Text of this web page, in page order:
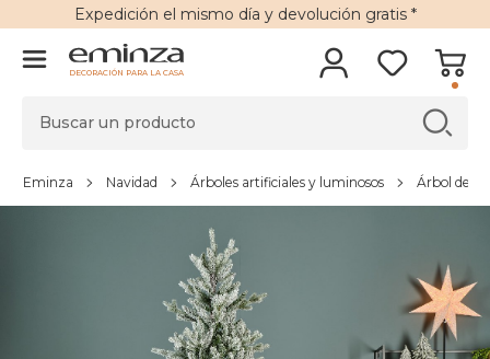
Expedición el mismo día y devolución gratis*
DECORACIÓN PARA LA CASA
Eminza Navidad Árboles artificiales y luminosos Árbol de